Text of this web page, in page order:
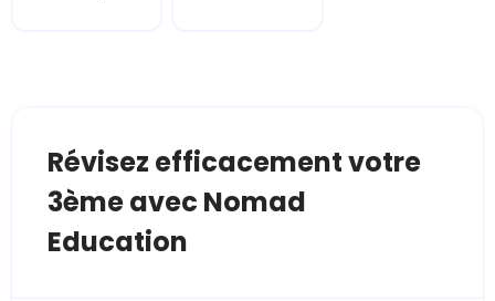
Révisez efficacement votre
3ème avec Nomad
Education